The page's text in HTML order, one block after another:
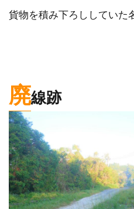
貨物を積み下ろししていた
廃線跡